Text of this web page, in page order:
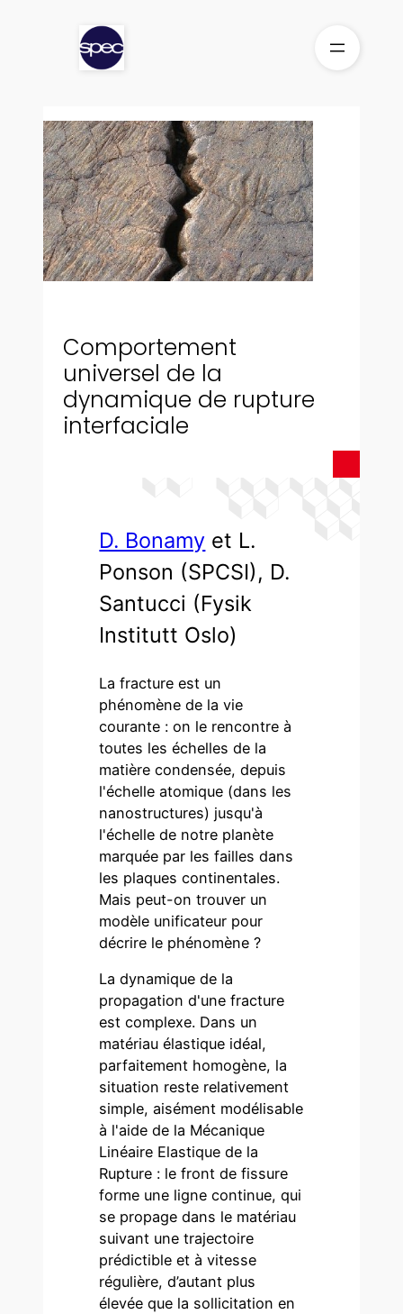
Comportement
universel de la
dynamique de rupture
interfaciale
D. Bonamy et L.
Ponson (SPCSI), D.
Santucci (Fysik
Institutt Oslo)
La fracture est un
phénomène de la vie
courante : on le rencontre à
toutes les échelles de la
matière condensée, depuis
l'échelle atomique (dans les
nanostructures) jusqu'à
l'échelle de notre planète
marquée par les failles dans
les plaques continentales.
Mais peut-on trouver un
modèle unificateur pour
décrire le phénomène ?
La dynamique de la
propagation d'une fracture
est complexe. Dans un
matériau élastique idéal,
parfaitement homogène, la
situation reste relativement
simple, aisément modélisable
à l'aide de la Mécanique
Linéaire Elastique de la
Rupture : le front de fissure
forme une ligne continue, qui
se propage dans le matériau
suivant une trajectoire
prédictible et à vitesse
régulière, d’autant plus
élevée que la sollicitation en